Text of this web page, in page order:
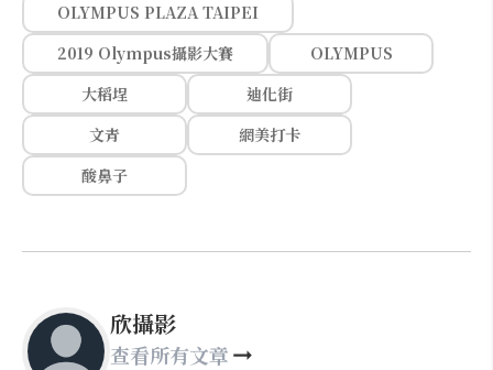
OLYMPUS PLAZA TAIPEI
2019 Olympus攝影大賽
OLYMPUS
大稻埕
迪化街
文青
網美打卡
酸鼻子
欣攝影
查看所有文章